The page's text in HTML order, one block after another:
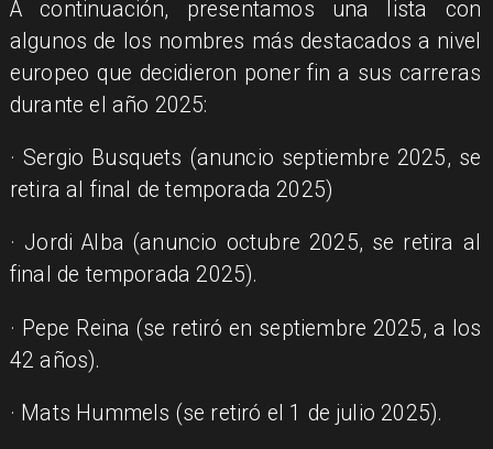
A continuación, presentamos una lista con
algunos de los nombres más destacados a nivel
europeo que decidieron poner fin a sus carreras
durante el año 2025:
· Sergio Busquets (anuncio septiembre 2025, se
retira al final de temporada 2025)
· Jordi Alba (anuncio octubre 2025, se retira al
final de temporada 2025).
· Pepe Reina (se retiró en septiembre 2025, a los
42 años).
· Mats Hummels (se retiró el 1 de julio 2025).